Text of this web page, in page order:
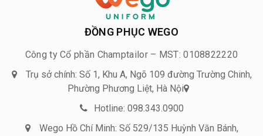
ĐỒNG PHỤC WEGO
Công ty Cổ phần Champtailor – MST: 0108822220
Trụ sở chính: Số 1, Khu A, Ngõ 109 đường Trường Chinh,
Phường Phương Liệt, Hà Nội
Hotline: 098.343.0900
Wego Hồ Chí Minh: Số 529/135 Huỳnh Văn Bánh,